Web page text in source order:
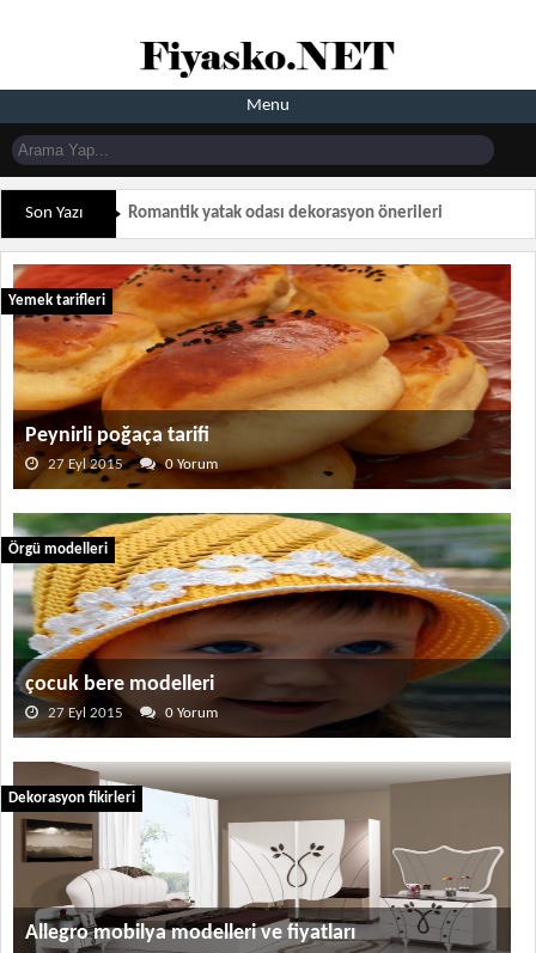
Menu
Son Yazı Romantik yatak odası dekorasyon önerileri
Yemek tarifleri
Peynirli poğaça tarifi
27 Eyl 2015 0 Yorum
Örgü modelleri
çocuk bere modelleri
27 Eyl 2015 0 Yorum
Dekorasyon fikirleri
Allegro mobilya modelleri ve fiyatları